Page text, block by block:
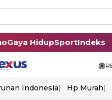
Gaya HidupSportIndeks
Indonesia Hp Murah